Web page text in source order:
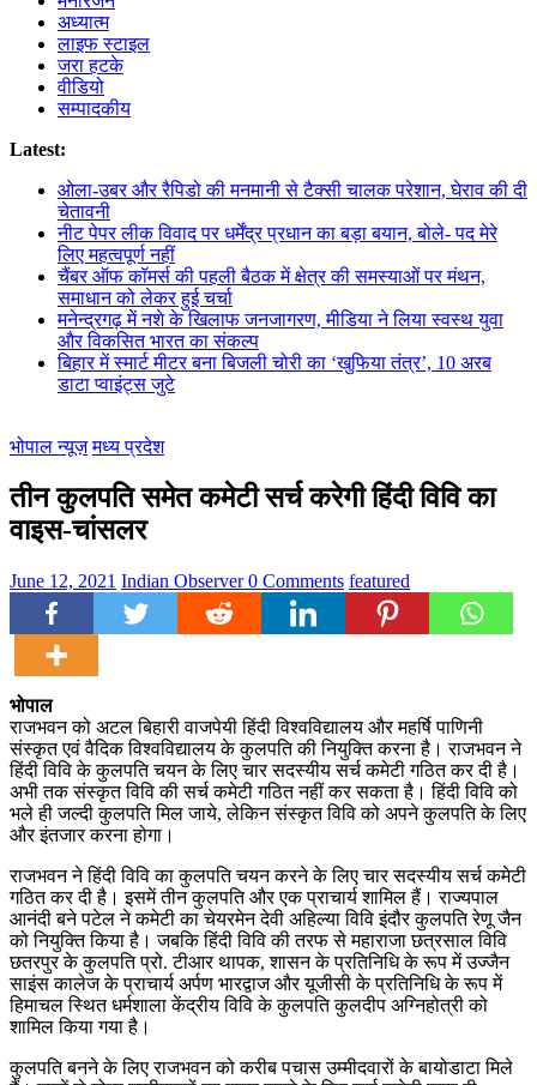
अध्यात्म
लाइफ स्टाइल
जरा हटके
वीडियो
सम्पादकीय
Latest:
ओला-उबर और रैपिडो की मनमानी से टैक्सी चालक परेशान, घेराव की दी
चेतावनी
नीट पेपर लीक विवाद पर धर्मेंद्र प्रधान का बड़ा बयान, बोले- पद मेरे
लिए महत्वपूर्ण नहीं
चैंबर ऑफ कॉमर्स की पहली बैठक में क्षेत्र की समस्याओं पर मंथन,
समाधान को लेकर हुई चर्चा
मनेन्द्रगढ़ में नशे के खिलाफ जनजागरण, मीडिया ने लिया स्वस्थ युवा
और विकसित भारत का संकल्प
बिहार में स्मार्ट मीटर बना बिजली चोरी का ‘खुफिया तंत्र’, 10 अरब
डाटा प्वाइंट्स जुटे
भोपाल न्यूज़ मध्य प्रदेश
तीन कुलपति समेत कमेटी सर्च करेगी हिंदी विवि का
वाइस-चांसलर
June 12, 2021 Indian Observer0 Comments featured
भोपाल
राजभवन को अटल बिहारी वाजपेयी हिंदी विश्वविद्यालय और महर्षि पाणिनी
संस्कृत एवं वैदिक विश्वविद्यालय के कुलपति की नियुक्ति करना है। राजभवन ने
हिंदी विवि के कुलपति चयन के लिए चार सदस्यीय सर्च कमेटी गठित कर दी है।
अभी तक संस्कृत विवि की सर्च कमेटी गठित नहीं कर सकता है। हिंदी विवि को
भले ही जल्दी कुलपति मिल जाये, लेकिन संस्कृत विवि को अपने कुलपति के लिए
और इंतजार करना होगा।
राजभवन ने हिंदी विवि का कुलपति चयन करने के लिए चार सदस्यीय सर्च कमेटी
गठित कर दी है। इसमें तीन कुलपति और एक प्राचार्य शामिल हैं। राज्यपाल
आनंदी बने पटेल ने कमेटी का चेयरमेन देवी अहिल्या विवि इंदौर कुलपति रेणू जैन
को नियुक्ति किया है। जबकि हिंदी विवि की तरफ से महाराजा छत्रसाल विवि
छतरपुर के कुलपति प्रो. टीआर थापक, शासन के प्रतिनिधि के रूप में उज्जैन
साइंस कालेज के प्राचार्य अर्पण भारद्वाज और यूजीसी के प्रतिनिधि के रूप में
हिमाचल स्थित धर्मशाला केंद्रीय विवि के कुलपति कुलदीप अग्निहोत्री को
शामिल किया गया है।
कुलपति बनने के लिए राजभवन को करीब पचास उम्मीदवारों के बायोडाटा मिले